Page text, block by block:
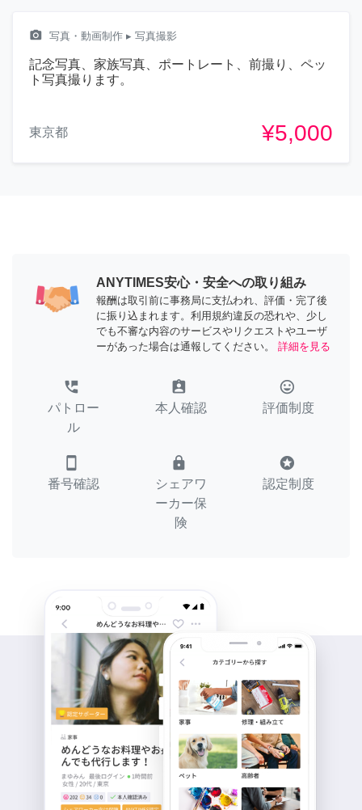
camera_alt 写真・動画制作 ▸ 写真撮影
記念写真、家族写真、ポートレート、前撮り、ペッ
ト写真撮ります。
東京都 ¥5,000
ANYTIMES安心・安全への取り組み
報酬は取引前に事務局に支払われ、評価・完了後
に振り込まれます。利用規約違反の恐れや、少し
でも不審な内容のサービスやリクエストやユーザ
ーがあった場合は通報してください。
詳細を見る
perm_phone_msg
パトロー
ル
assignment_ind
本人確認
tag_faces
評価制度
smartphone
番号確認
lock
シェアワ
ーカー保
険
stars
認定制度